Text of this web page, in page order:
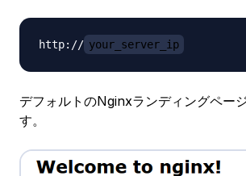
http:// your_server_ip
デフォルトのNginxランディングペー
す。